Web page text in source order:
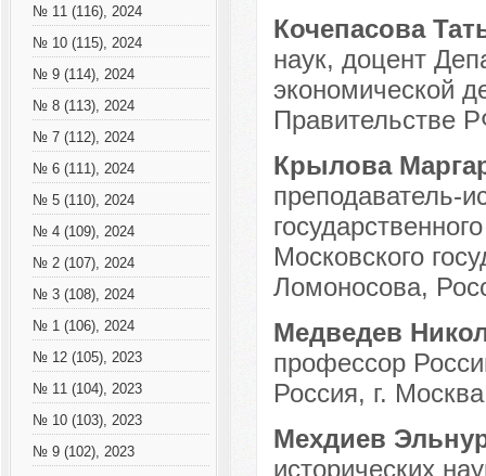
№ 11 (116), 2024
№ 10 (115), 2024
№ 9 (114), 2024
№ 8 (113), 2024
№ 7 (112), 2024
№ 6 (111), 2024
№ 5 (110), 2024
№ 4 (109), 2024
№ 2 (107), 2024
№ 3 (108), 2024
№ 1 (106), 2024
№ 12 (105), 2023
№ 11 (104), 2023
№ 10 (103), 2023
№ 9 (102), 2023
Кочепасова
наук, доцент
экономической
Правительстве
Крылова
преподаватель-
Московского
Ломоносова,
Медведев
профессор
Россия, г.
Мехдиев
исторических